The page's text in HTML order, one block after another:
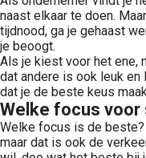
naast elkaar te doen.
tijdnood, ga je gehaast
je beoogt.
Als je kiest voor het ene,
dat andere is ook leuk
dat je de beste keus
Welke focus
Welke focus is de
maar dat is ook de